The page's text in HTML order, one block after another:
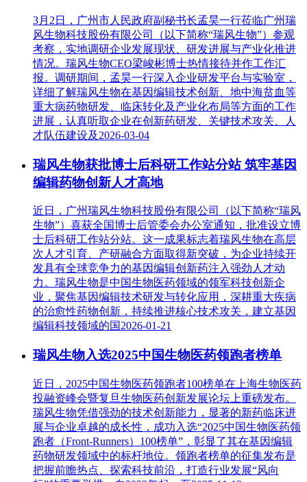
3月2日，广州市人民政府副秘书长孟昊一行莅临广州瑞
风生物科技股份有限公司（以下简称“瑞风生物”）参观
考察，实地调研企业发展现状、研发进展与产业化推进
情况。瑞风生物CEO梁峻彬博士热情接待并作工作汇
报。调研期间，孟昊一行深入企业研发平台与实验室，
详细了解瑞风生物在基因编辑技术创新、地中海贫血等
重大病药物研发、临床转化及产业化布局等方面的工作
进展，认真听取企业在创新药研发、关键技术攻关、人
才队伍建设及 2026-03-04
瑞风生物获批博士后科研工作站分站 筑牢基因
编辑药物创新人才高地
近日，广州瑞风生物科技股份有限公司（以下简称“瑞风
生物”）喜获全国博士后管委会办公室通知，批准设立博
士后科研工作站分站。这一成果标志着瑞风生物在高层
次人才引育、产研融合方面取得新突破，为企业持续开
发具有全球竞争力的基因编辑创新药注入强劲人才动
力。瑞风生物是中国生物医药领域的领军科技创新企
业，聚焦基因编辑技术研发与转化应用，深耕重大疾病
的治愈性药物创新，持续推进核心技术攻关，建立基因
编辑科技领域的国2026-01-21
瑞风生物入选2025中国生物医药领跑者榜单
近日，2025中国生物医药领跑者100榜单在上海生物医药
投融资峰会暨复旦生物医药创新发展论坛上重磅发布。
瑞风生物凭借强劲的技术创新能力，显著的新药临床进
展与企业卓越的成长性，成功入选“2025中国生物医药领
跑者（Front-Runners）100榜单”，彰显了其在基因编辑
药物研发领域中的标杆地位。领跑者榜单的征集发布是
把握前瞻热点、探索科技前沿，打造行业发展“风向